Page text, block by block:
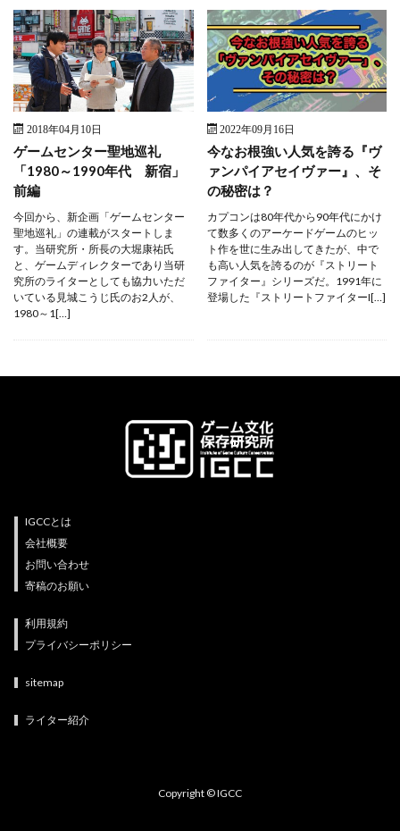
2018年04月10日
ゲームセンター聖地巡礼
「1980～1990年代 新宿」
前編
今回から、新企画「ゲームセンター
聖地巡礼」の連載がスタートしま
す。当研究所・所長の大堀康祐氏
と、ゲームディレクターであり当研
究所のライターとしても協力いただ
いている見城こうじ氏のお2人が、
1980～1[…]
2022年09月16日
今なお根強い人気を誇る『ヴ
ァンパイアセイヴァー』、そ
の秘密は？
カプコンは80年代から90年代にかけ
て数多くのアーケードゲームのヒッ
ト作を世に生み出してきたが、中で
も高い人気を誇るのが『ストリート
ファイター』シリーズだ。1991年に
登場した『ストリートファイターI[…]
IGCCとは
会社概要
お問い合わせ
寄稿のお願い
利用規約
プライバシーポリシー
sitemap
ライター紹介
Copyright © IGCC